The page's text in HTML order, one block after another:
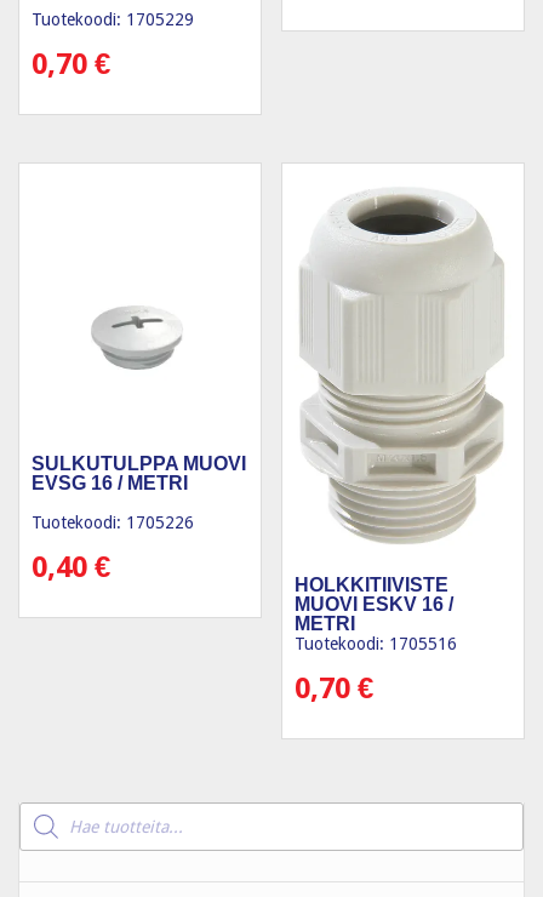
Tuotekoodi: 1705229
0,70 €
SULKUTULPPA MUOVI
EVSG 16 / METRI
Tuotekoodi: 1705226
0,40 €
HOLKKITIIVISTE
MUOVI ESKV 16 /
METRI
Tuotekoodi: 1705516
0,70€
Products
search